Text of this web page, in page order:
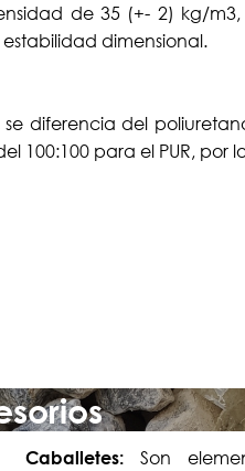
de 35 (+- 2) kg/
dimensional.
diferencia del
para el PUR, por
Caballetes: Son